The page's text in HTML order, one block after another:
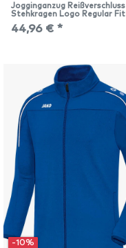
Jogginganzug Reißverschluss
Stehkragen Logo Regular Fit
44,96 € *
-10%